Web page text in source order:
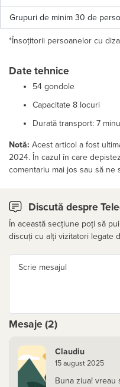
Grupuri de minim 30 de
*Însoțitorii persoanelor cu
Date tehnice
54 gondole
Capacitate 8 locuri
Durată transport: 7
Notă: Acest articol a fost
2024. În cazul în care
comentariu mai jos sau să ne
Discută despre
În această secțiune poți să
discuți cu alți vizitatori legate
Scrie mesajul
Mesaje (2)
Claudiu
15 august 2025
Buna ziua! vreau